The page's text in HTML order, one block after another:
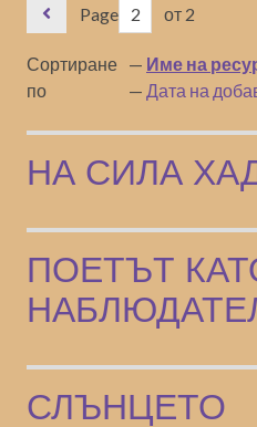
Page от 2
Сортиране
по
Име на
Дата на
НА СИЛА
ПОЕТЪТ
СЛЪНЦЕТО